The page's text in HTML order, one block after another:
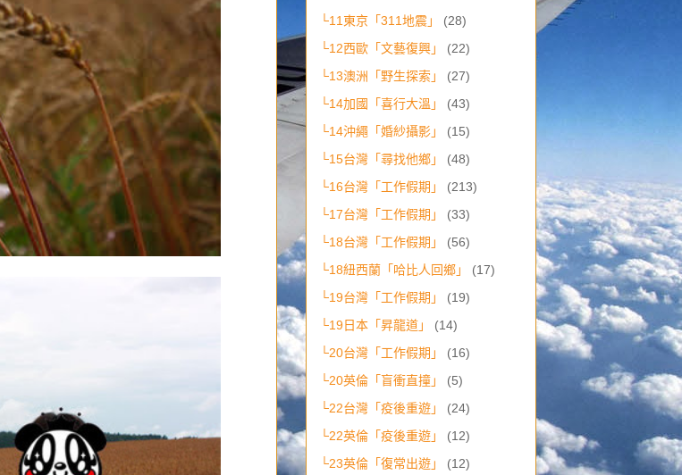
└11東京「311地震」
(28)
└12西歐「文藝復興」
(22)
└13澳洲「野生探索」
(27)
└14加國「喜行大溫」
(43)
└14沖繩「婚紗攝影」
(15)
└15台灣「尋找他鄉」
(48)
└16台灣「工作假期」
(213)
└17台灣「工作假期」
(33)
└18台灣「工作假期」
(56)
└18紐西蘭「哈比人回鄉」
(17)
└19台灣「工作假期」
(19)
└19日本「昇龍道」
(14)
└20台灣「工作假期」
(16)
└20英倫「盲衝直撞」
(5)
└22台灣「疫後重遊」
(24)
└22英倫「疫後重遊」
(12)
└23英倫「復常出遊」
(12)